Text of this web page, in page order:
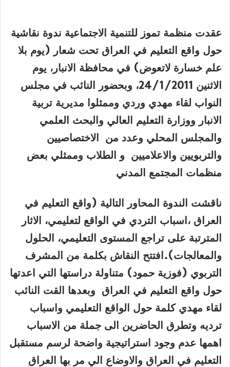
عقدت منظمة تموز للتنمية الاجتماعية ندوة نقاشية
حول واقع التعليم في العراق تحت شعار (يوم بلا
علم خسارة لاتعوض) في محافظة الانبار، يوم
الاثنين 24/1/2011، وبحضور النائب في مجلس
النواب لقاء مهدي وردي وممثلوا مديرية تربية
الانبار ووزارة التعليم العالي والبحث العلمي
والمجلس المحلي وعدد من الاختصاصيين
والتربويين والاعلاميين و الطلاب وممثلي بعض
منظمات المجتمع المدني
ناقشت الندوة المحاور التالية (واقع التعليم في
العراق ،اسباب التردي في الواقع لتعليمي، الاثار
المترتبة على تراجع المستوى التعليمي، الحلول
والمعالجات).افتتح النقاش بكلمة من المشرف
التربوي (فوزية حمود) متناولة دراستها التي اعدتها
حول واقع التعليم في العراق وبعدها القت النائب
لقاء مهدي كلمة حول الواقع التعليمي واسباب
ترديه وتطرق الحاضرين الى جملة من الاسباب
اهمها عدم وجود استراتيجية واضحة لرسم مستقبل
التعليم في العراق والاوضاع الي مر بها العراق